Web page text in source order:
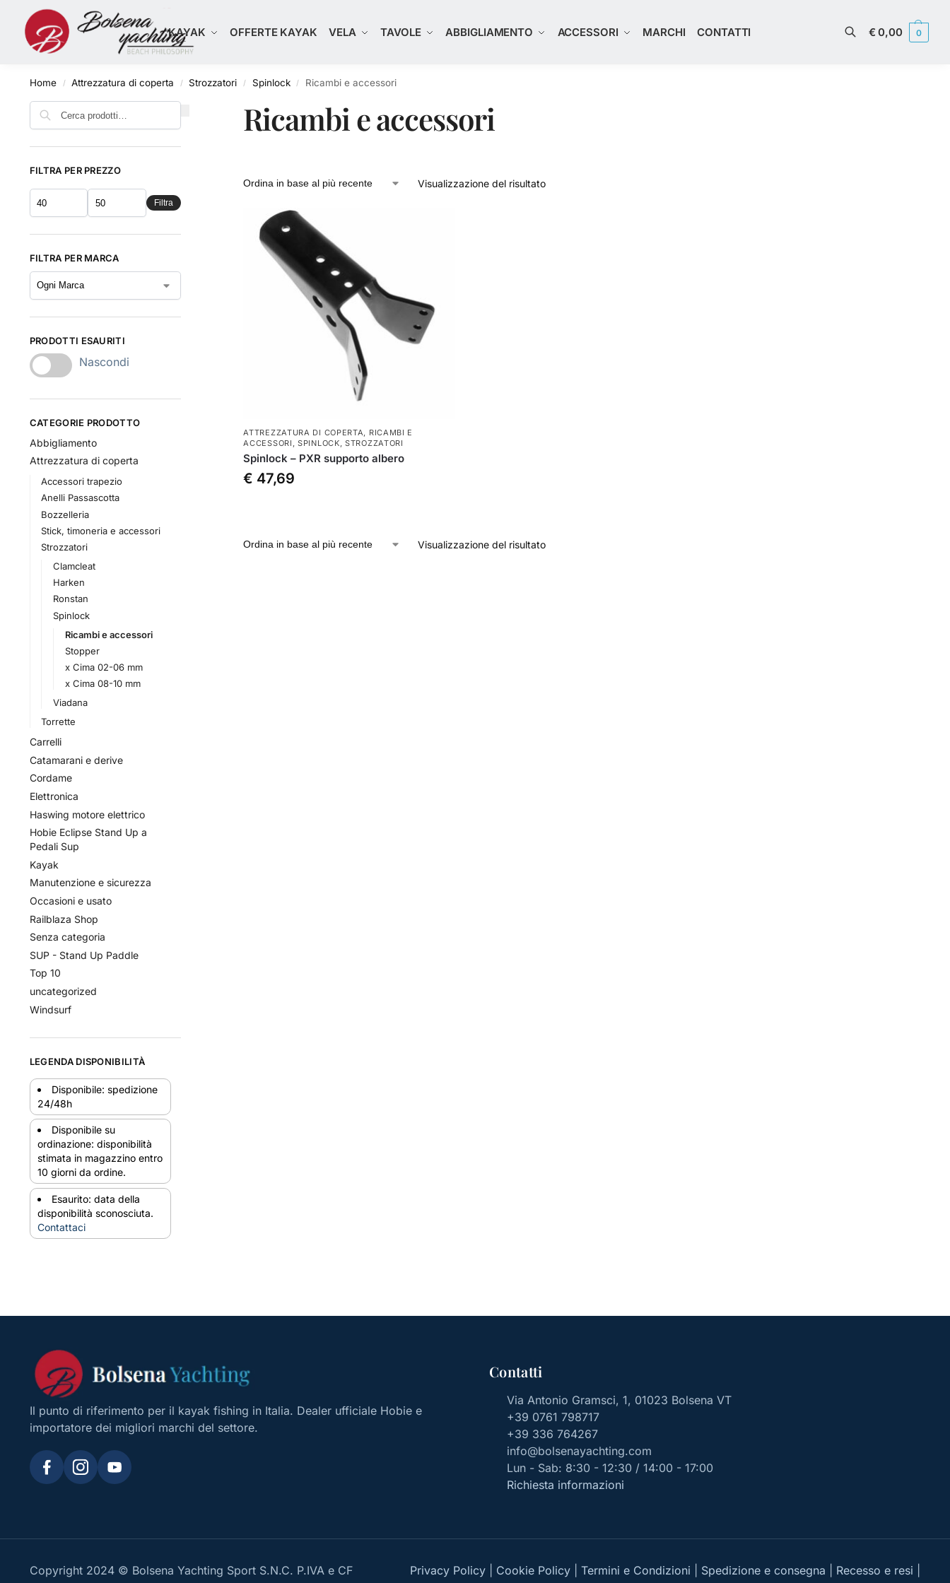
KAYAK OFFERTE KAYAK VELA TAVOLE ABBIGLIAMENTO ACCESSORI MARCHI CONTATTI
Cerca
€ 0,00 0
Home / Attrezzatura di coperta / Strozzatori / Spinlock / Ricambi e accessori
Ricambi e accessori
Visualizzazione del risultato
ATTREZZATURA DI COPERTA, RICAMBI E
ACCESSORI ,SPINLOCK,STROZZATORI
Spinlock – PXR supporto albero
€ 47,69
Visualizzazione del risultato
FILTRA PER PREZZO
Filtra
FILTRA PER MARCA
PRODOTTI ESAURITI
Nascondi
CATEGORIE PRODOTTO
Abbigliamento
Attrezzatura di coperta
Accessori trapezio
Anelli Passascotta
Bozzelleria
Stick, timoneria e accessori
Strozzatori
Clamcleat
Harken
Ronstan
Spinlock
Ricambi e accessori
Stopper
x Cima 02-06 mm
x Cima 08-10 mm
Viadana
Torrette
Carrelli
Catamarani e derive
Cordame
Elettronica
Haswing motore elettrico
Hobie Eclipse Stand Up a
Pedali Sup
Kayak
Manutenzione e sicurezza
Occasioni e usato
Railblaza Shop
Senza categoria
SUP - Stand Up Paddle
Top 10
uncategorized
Windsurf
LEGENDA DISPONIBILITÀ
Disponibile: spedizione
24/48h
Disponibile su
ordinazione: disponibilità
stimata in magazzino entro
10 giorni da ordine.
Esaurito: data della
disponibilità sconosciuta.
Contattaci
Il punto di riferimento per il kayak fishing in Italia. Dealer ufficiale Hobie e
importatore dei migliori marchi del settore.
Contatti
Via Antonio Gramsci, 1, 01023 Bolsena VT
+39 0761 798717
+39 336 764267
info@bolsenayachting.com
Lun - Sab: 8:30 - 12:30 / 14:00 - 17:00
Richiesta informazioni
Copyright 2024 © Bolsena Yachting Sport S.N.C. P.IVA e CF
Privacy Policy Cookie Policy |Termini e Condizioni Spedizione e consegna Recesso e resi